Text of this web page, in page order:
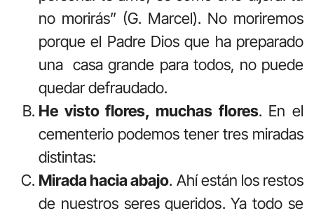
no morirás” (G. Marcel). No moriremos
porque el Padre Dios que ha preparado
una casa grande para todos, no puede
quedar defraudado.
He visto flores, muchas flores. En el
cementerio podemos tener tres miradas
distintas:
Mirada hacia abajo. Ahí están los restos
de nuestros seres queridos. Ya todo se